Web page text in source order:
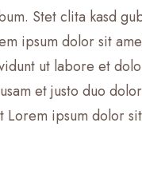
Stet clita kasd
ipsum dolor sit
ut labore et
et justo duo
Lorem ipsum dolor